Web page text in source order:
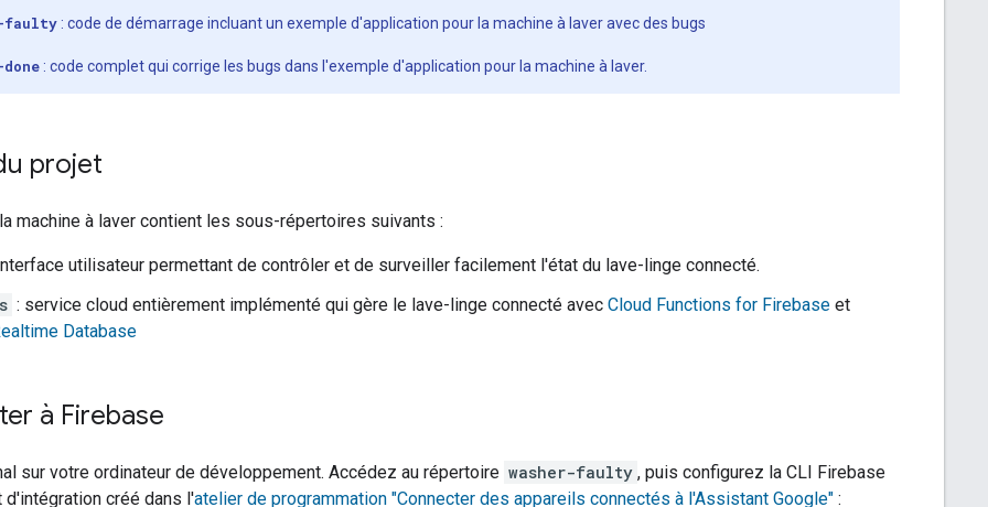
faulty : code de démarrage incluant un exemple d'application pour la machine à laver avec des bugs
: code complet qui corrige les bugs dans l'exemple d'application pour la machine à laver.
projet
la machine à laver contient les sous-répertoires suivants :
utilisateur permettant de contrôler et de surveiller facilement l'état du lave-linge connecté.
: service cloud entièrement implémenté qui gère le lave-linge connecté avec Cloud Functions for Firebase et
Database
à Firebase
sur votre ordinateur de développement. Accédez au répertoire washer-faulty , puis configurez la CLI Firebase
d'intégration créé dans l'atelier de programmation "Connecter des appareils connectés à l'Assistant Google" :